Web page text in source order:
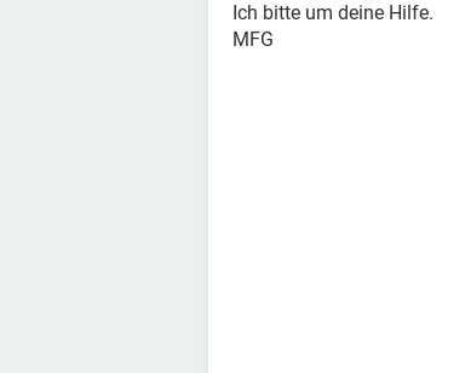
Ich bitte um deine Hilfe.
MFG